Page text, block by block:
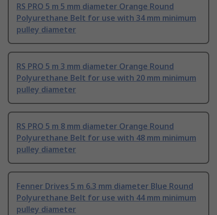
RS PRO 5 m 5 mm diameter Orange Round
Polyurethane Belt for use with 34 mm minimum
pulley diameter
RS PRO 5 m 3 mm diameter Orange Round
Polyurethane Belt for use with 20 mm minimum
pulley diameter
RS PRO 5 m 8 mm diameter Orange Round
Polyurethane Belt for use with 48 mm minimum
pulley diameter
Fenner Drives 5 m 6.3 mm diameter Blue Round
Polyurethane Belt for use with 44 mm minimum
pulley diameter